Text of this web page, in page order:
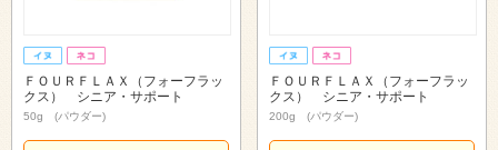
ＦＯＵＲＦＬＡＸ（フォーフラッ
クス） シニア・サポート
50g (パウダー)
ＦＯＵＲＦＬＡＸ（フォーフラッ
クス） シニア・サポート
200g (パウダー)